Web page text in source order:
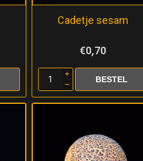
Cadetje sesam
€0,70
i
h